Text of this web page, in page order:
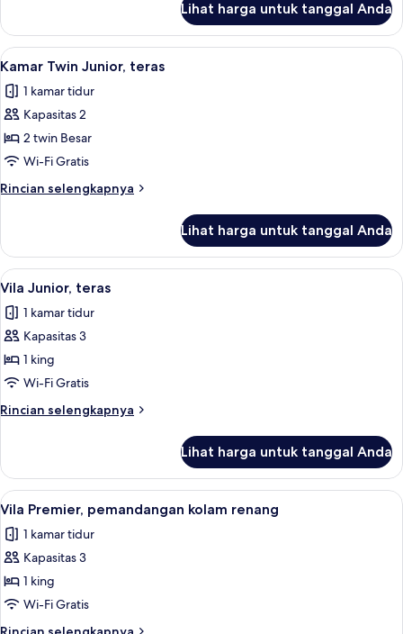
Vila
Deluks,
teras
Lihat harga untuk tanggal Anda
Lihat
semua
foto
untuk
Kamar
Twin
Junior,
teras
Kamar Twin Junior, teras | 1 kamar
4
Kamar Twin Junior, teras
1 kamar tidur
Kapasitas 2
2 twin Besar
Wi-Fi Gratis
Rincian selengkapnya
Rincian
Kamar
Twin
Junior,
Lihat harga untuk tanggal Anda
Lihat
semua
foto
untuk
Vila
Junior,
teras
Vila Junior, teras | 1 kamar tidur,
4
Vila Junior, teras
1 kamar tidur
Kapasitas 3
1 king
Wi-Fi Gratis
Rincian selengkapnya
Rincian
Vila
Junior,
teras
Lihat harga untuk tanggal Anda
Lihat
semua
foto
untuk
Vila
Premier,
pemandangan
1 kamar tidur, selimut bulu angsa,
5
Vila Premier, pemandangan kolam renang
1 kamar tidur
Kapasitas 3
1 king
Wi-Fi Gratis
Rincian